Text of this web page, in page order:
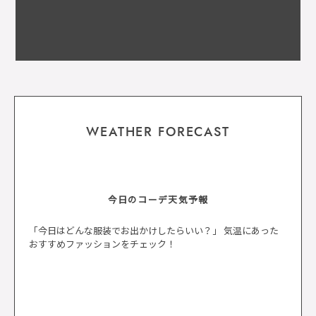
WEATHER FORECAST
今日のコーデ天気予報
「今日はどんな服装でお出かけしたらいい？」 気温にあった
おすすめファッションをチェック！